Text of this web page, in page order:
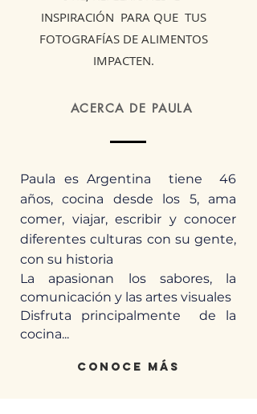
INSPIRACIÓN PARA QUE TUS
FOTOGRAFÍAS DE ALIMENTOS
IMPACTEN.
ACERCA DE PAULA
Paula es Argentina tiene 46
años, cocina desde los 5, ama
comer, viajar, escribir y conocer
diferentes culturas con su gente,
con su historia
La apasionan los sabores, la
comunicación y las artes visuales
Disfruta principalmente de la
cocina...
conoce más